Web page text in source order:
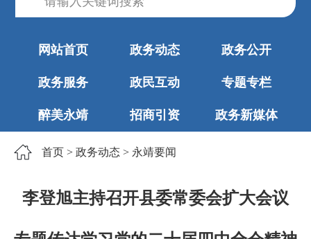
网站首页 政务动态 政务公开
政务服务 政民互动 专题专栏
醉美永靖 招商引资 政务新媒体
首页 > 政务动态 > 永靖要闻
李登旭主持召开县委常委会扩大会议